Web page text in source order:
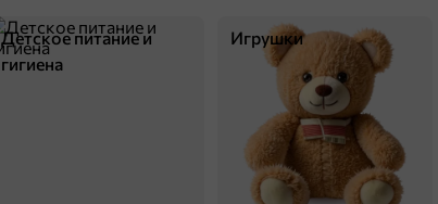
Детское питание и
гигиена
Игрушки